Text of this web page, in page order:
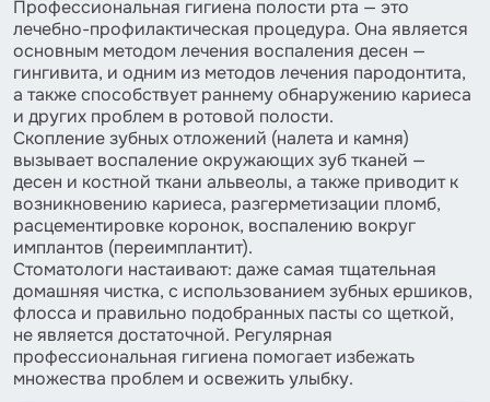
Профессиональная гигиена полости рта — это
лечебно-профилактическая процедура. Она является
основным методом лечения воспаления десен —
гингивита, и одним из методов лечения пародонтита,
а также способствует раннему обнаружению кариеса
и других проблем в ротовой полости.
Скопление зубных отложений (налета и камня)
вызывает воспаление окружающих зуб тканей —
десен и костной ткани альвеолы, а также приводит к
возникновению кариеса, разгерметизации пломб,
расцементировке коронок, воспалению вокруг
имплантов (переимплантит).
Стоматологи настаивают: даже самая тщательная
домашняя чистка, с использованием зубных ершиков,
флосса и правильно подобранных пасты со щеткой,
не является достаточной. Регулярная
профессиональная гигиена помогает избежать
множества проблем и освежить улыбку.